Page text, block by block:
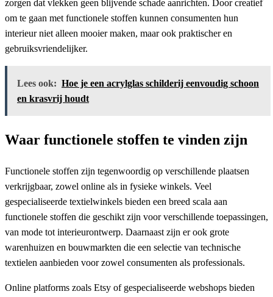
zorgen dat vlekken geen blijvende schade aanrichten. Door creatief
om te gaan met functionele stoffen kunnen consumenten hun
interieur niet alleen mooier maken, maar ook praktischer en
gebruiksvriendelijker.
Lees ook: Hoe je een acrylglas schilderij eenvoudig schoon
en krasvrij houdt
Waar functionele stoffen te vinden zijn
Functionele stoffen zijn tegenwoordig op verschillende plaatsen
verkrijgbaar, zowel online als in fysieke winkels. Veel
gespecialiseerde textielwinkels bieden een breed scala aan
functionele stoffen die geschikt zijn voor verschillende toepassingen,
van mode tot interieurontwerp. Daarnaast zijn er ook grote
warenhuizen en bouwmarkten die een selectie van technische
textielen aanbieden voor zowel consumenten als professionals.
Online platforms zoals Etsy of gespecialiseerde webshops bieden